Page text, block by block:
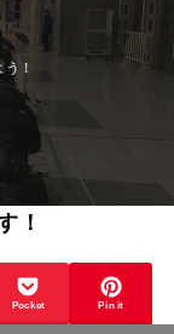
！
Pocket Pin it